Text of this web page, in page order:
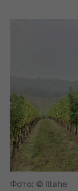
Фото: © Illahe